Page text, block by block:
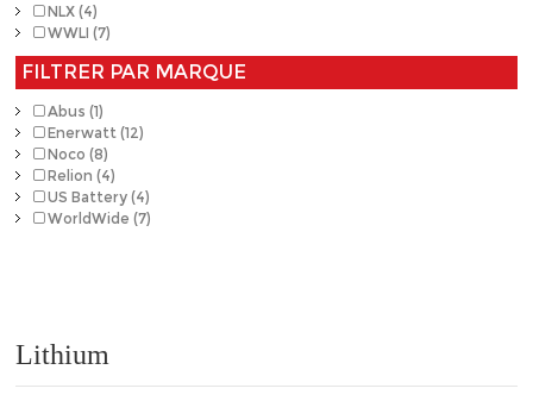
NLX (4)
WWLI (7)
FILTRER PAR MARQUE
Abus (1)
Enerwatt (12)
Noco (8)
Relion (4)
US Battery (4)
WorldWide (7)
Lithium